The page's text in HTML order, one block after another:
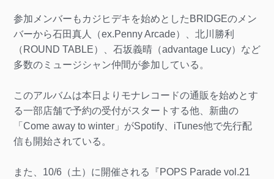
参加メンバーもカジヒデキを始めとしたBRIDGEのメン
バーから石田真人（ex.Penny Arcade）、北川勝利
（ROUND TABLE）、石坂義晴（advantage Lucy）など
多数のミュージシャン仲間が参加している。
このアルバムは本日よりモナレコードの通販を始めとす
る一部店舗で予約の受付がスタートする他、新曲の
「Come away to winter」がSpotify、iTunes他で先行配
信も開始されている。
また、10/6（土）に開催される『POPS Parade vol.21